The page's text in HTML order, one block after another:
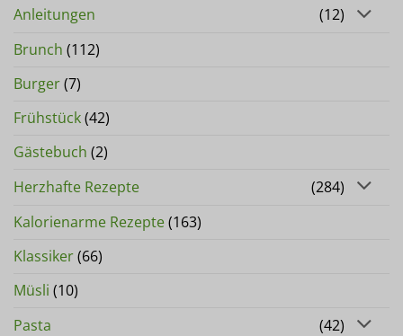
Anleitungen
(12)
Brunch (112)
Burger(7)
Frühstück(42)
Gästebuch (2)
Herzhafte Rezepte
(284)
Kalorienarme Rezepte(163)
Klassiker(66)
Müsli (10)
Pasta
(42)